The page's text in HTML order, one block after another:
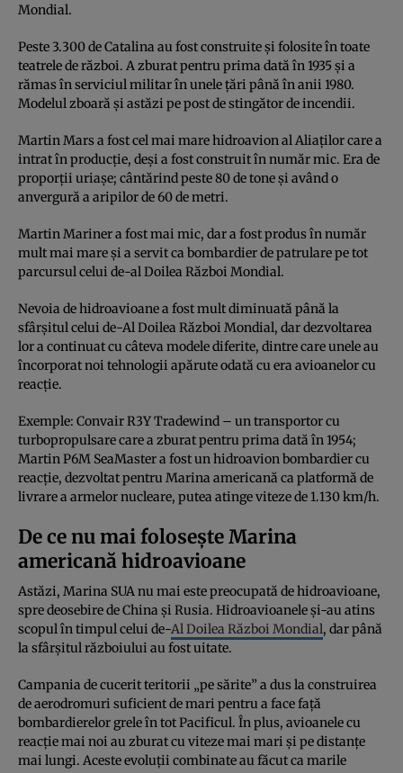
Mondial.
Peste 3.300 de Catalina au fost construite și folosite în toate
teatrele de război. A zburat pentru prima dată în 1935 și a
rămas în serviciul militar în unele țări până în anii 1980.
Modelul zboară și astăzi pe post de stingător de incendii.
Martin Mars a fost cel mai mare hidroavion al Aliaților care a
intrat în producție, deși a fost construit în număr mic. Era de
proporții uriașe; cântărind peste 80 de tone și având o
anvergură a aripilor de 60 de metri.
Martin Mariner a fost mai mic, dar a fost produs în număr
mult mai mare și a servit ca bombardier de patrulare pe tot
parcursul celui de-al Doilea Război Mondial.
Nevoia de hidroavioane a fost mult diminuată până la
sfârșitul celui de-Al Doilea Război Mondial, dar dezvoltarea
lor a continuat cu câteva modele diferite, dintre care unele au
încorporat noi tehnologii apărute odată cu era avioanelor cu
reacție.
Exemple: Convair R3Y Tradewind – un transportor cu
turbopropulsare care a zburat pentru prima dată în 1954;
Martin P6M SeaMaster a fost un hidroavion bombardier cu
reacție, dezvoltat pentru Marina americană ca platformă de
livrare a armelor nucleare, putea atinge viteze de 1.130 km/h.
De ce nu mai folosește Marina
americană hidroavioane
Astăzi, Marina SUA nu mai este preocupată de hidroavioane,
spre deosebire de China și Rusia. Hidroavioanele și-au atins
scopul în timpul celui de-Al Doilea Război Mondial, dar până
la sfârșitul războiului au fost uitate.
Campania de cucerit teritorii „pe sărite” a dus la construirea
de aerodromuri suficient de mari pentru a face față
bombardierelor grele în tot Pacificul. În plus, avioanele cu
reacție mai noi au zburat cu viteze mai mari și pe distanțe
mai lungi. Aceste evoluții combinate au făcut ca marile